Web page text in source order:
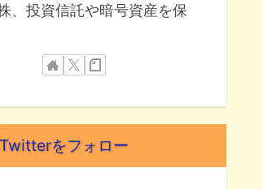
、投資信託や暗号資産を保
をフォロー